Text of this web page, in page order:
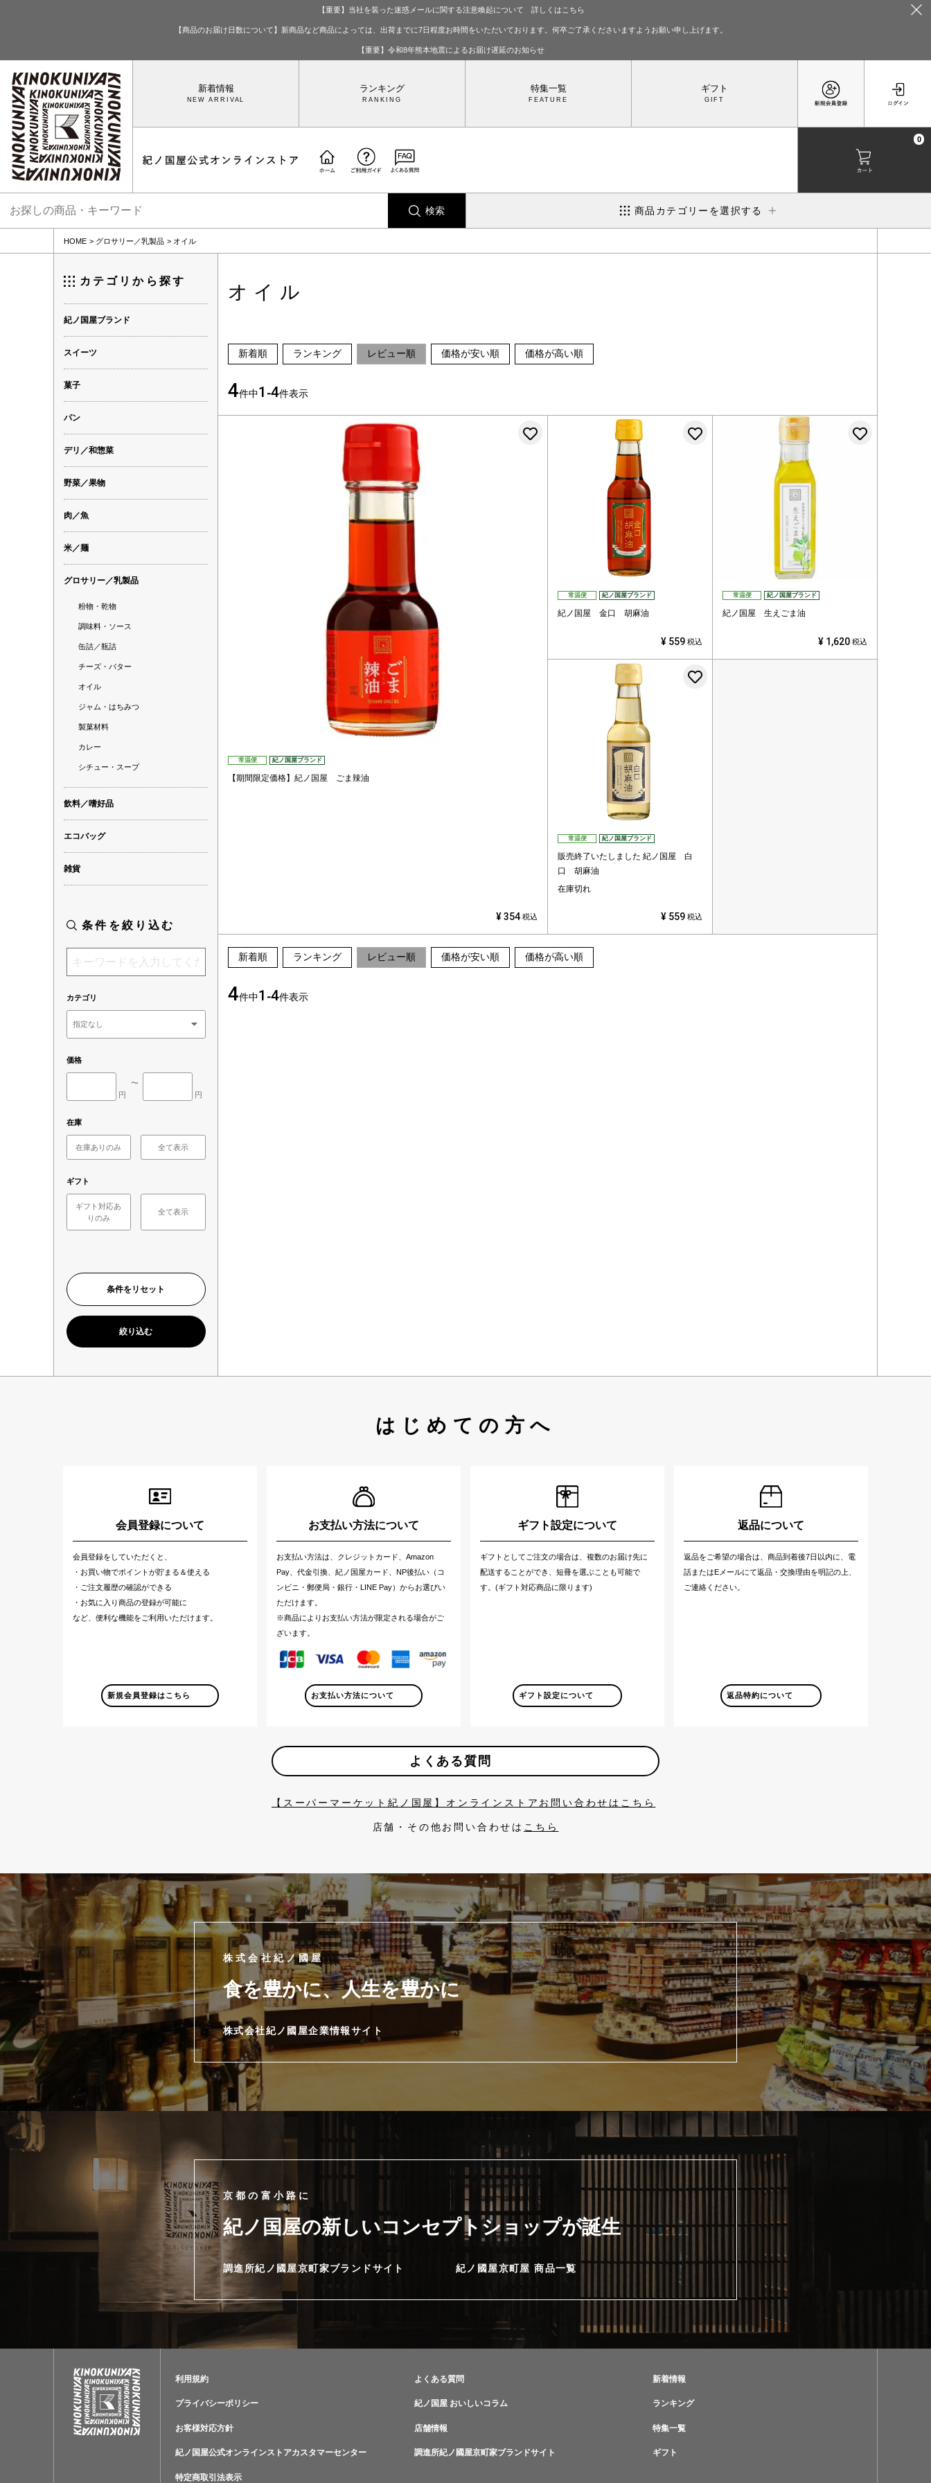
【重要】当社を装った迷惑メールに関する注意喚起について 詳しくはこちら
【商品のお届け日数について】新商品など商品によっては、出荷までに7日程度お時間をいただいております。何卒ご了承くださいますようお願い申し上げます。
【重要】令和8年熊本地震によるお届け遅延のお知らせ
0
新着情報 ランキング 特集一覧 ギフト
検索 商品カテゴリーを選択する
HOME グロサリー／乳製品 オイル
カテゴリから探す
紀ノ国屋ブランド
スイーツ
菓子
パン
デリ／和惣菜
野菜／果物
肉／魚
米／麺
グロサリー／乳製品
粉物・乾物
調味料・ソース
缶詰／瓶詰
チーズ・バター
オイル
ジャム・はちみつ
製菓材料
カレー
シチュー・スープ
飲料／嗜好品
エコバッグ
雑貨
条件を絞り込む
カテゴリ
価格
円
〜
円
在庫
在庫ありのみ 全て表示
ギフト
ギフト対応あ
りのみ
全て表示
オイル
新着順 ランキング レビュー順 価格が安い順 価格が高い順
4件中1 -4件表示
常温便 紀ノ国屋ブランド
【期間限定価格】紀ノ国屋 ごま辣油
お気に入りに登録する
¥ 354 税込
常温便 紀ノ国屋ブランド
紀ノ国屋 金口 胡麻油
お気に入りに登録する
¥ 559 税込
常温便 紀ノ国屋ブランド
紀ノ国屋 生えごま油
¥ 1,620 税込
常温便 紀ノ国屋ブランド
販売終了いたしました 紀ノ国屋 白
口 胡麻油
在庫切れ
¥ 559 税込
新着順 ランキング レビュー順 価格が安い順 価格が高い順
4件中1 -4件表示
はじめての方へ
会員登録について
会員登録をしていただくと、
・お買い物でポイントが貯まる＆使える
・ご注文履歴の確認ができる
・お気に入り商品の登録が可能に
など、便利な機能をご利用いただけます。
新規会員登録はこちら
お支払い方法について
お支払い方法は、クレジットカード、Amazon
Pay、代金引換、紀ノ国屋カード、NP後払い（コ
ンビニ・郵便局・銀行・LINE Pay）からお選びい
ただけます。
※商品によりお支払い方法が限定される場合がご
ざいます。
お支払い方法について
ギフト設定について
ギフトとしてご注文の場合は、複数のお届け先に
配送することができ、短冊を選ぶことも可能で
す。(ギフト対応商品に限ります)
ギフト設定について
返品について
返品をご希望の場合は、商品到着後7日以内に、電
話またはEメールにて返品・交換理由を明記の上、
ご連絡ください。
返品特約について
よくある質問
【スーパーマーケット紀ノ国屋】オンラインストアお問い合わせはこちら
店舗・その他お問い合わせは こちら
株式会社紀ノ國屋
食を豊かに、人生を豊かに
株式会社紀ノ國屋企業情報サイト
京都の富小路に
紀ノ国屋の新しいコンセプトショップが誕生
調進所紀ノ國屋京町家ブランドサイト 紀ノ國屋京町屋 商品一覧
利用規約
プライバシーポリシー
お客様対応方針
紀ノ国屋公式オンラインストアカスタマーセンター
特定商取引法表示
よくある質問
紀ノ国屋 おいしいコラム
店舗情報
調進所紀ノ國屋京町家ブランドサイト
新着情報
ランキング
特集一覧
ギフト